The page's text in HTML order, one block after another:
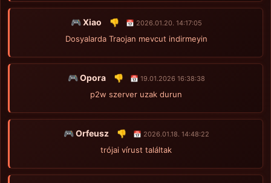
🎮 Xiao 👎 📅 2026.01.20. 14:17:05
Dosyalarda Traojan mevcut indirmeyin
🎮 Opora 👎 📅 19.01.2026 16:38:38
p2w szerver uzak durun
🎮 Orfeusz 👎 📅 2026.01.18. 14:48:22
trójai vírust találtak